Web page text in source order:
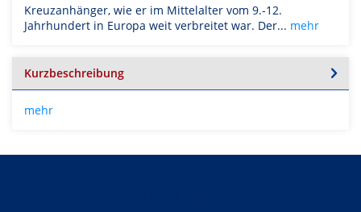
Kreuzanhänger, wie er im Mittelalter vom 9.-12.
Jahrhundert in Europa weit verbreitet war. Der... mehr
Kurzbeschreibung
mehr